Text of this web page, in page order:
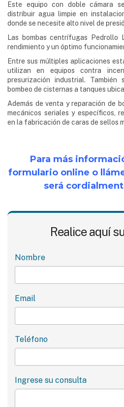
Este equipo con doble cámara
distribuir agua limpie en
donde se necesite alto nivel de
Las bombas centrífugas Pedrollo
rendimiento y un óptimo
Entre sus múltiples aplicaciones
utilizan en equipos contra
presurización industrial. También
bombeo de cisternas a tanques
Además de venta y reparación de
mecánicos seriales y específicos,
en la fabricación de caras de sellos
Para más
formulario online o
será
Realice aquí
Nombre
Email
Teléfono
Ingrese su consulta